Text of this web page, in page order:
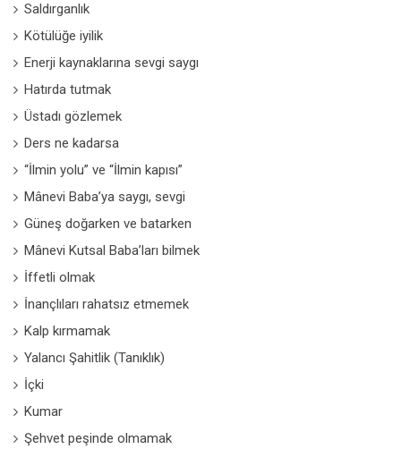
Saldırganlık
Kötülüğe iyilik
Enerji kaynaklarına sevgi saygı
Hatırda tutmak
Üstadı gözlemek
Ders ne kadarsa
“İlmin yolu” ve “İlmin kapısı”
Mânevi Baba’ya saygı, sevgi
Güneş doğarken ve batarken
Mânevi Kutsal Baba’ları bilmek
İffetli olmak
İnançlıları rahatsız etmemek
Kalp kırmamak
Yalancı Şahitlik (Tanıklık)
İçki
Kumar
Şehvet peşinde olmamak